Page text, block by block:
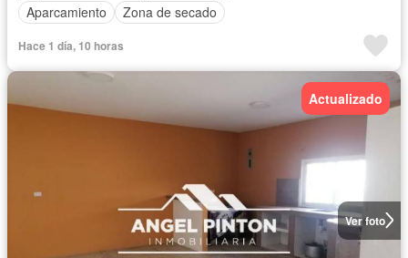
Aparcamiento
Zona de secado
Hace 1 día, 10 horas
Ver foto
Actualizado